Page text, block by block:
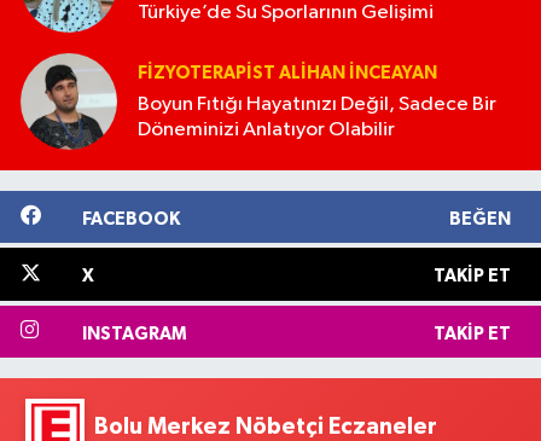
Türkiye’de Su Sporlarının Gelişimi
FIZYOTERAPIST ALIHAN İNCEAYAN
Boyun Fıtığı Hayatınızı Değil, Sadece Bir
Döneminizi Anlatıyor Olabilir
FACEBOOK BEĞEN
X TAKIP ET
INSTAGRAM TAKIP ET
Bolu Merkez Nöbetçi Eczaneler